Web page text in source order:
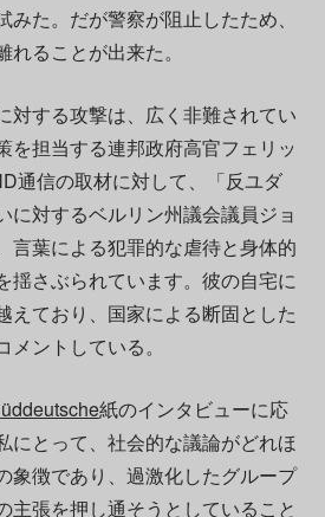
た。だが警察が阻止したため、
ることが出来た。
対する攻撃は、広く非難されてい
を担当する連邦政府高官フェリッ
通信の取材に対して、「反ユダ
に対するベルリン州議会議員ジョ
言葉による犯罪的な虐待と身体的
揺さぶられています。彼の自宅に
えており、国家による断固とした
ントしている。
紙のインタビューに応
にとって、社会的な議論がどれほ
象徴であり、過激化したグループ
主張を押し通そうとしていること